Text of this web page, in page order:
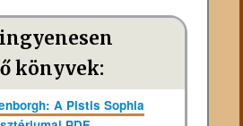
könyvek:
A Pistis Sophia